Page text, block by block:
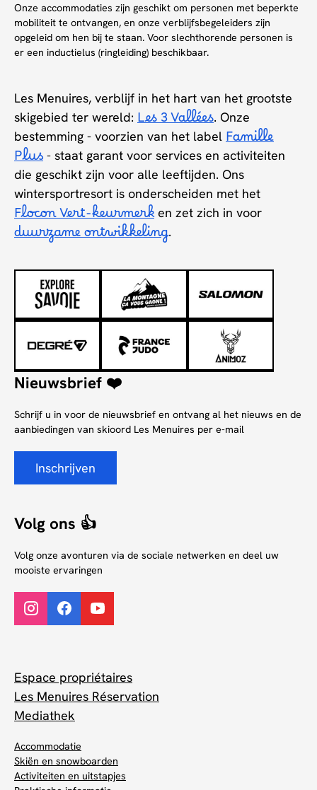
Onze accommodaties zijn geschikt om personen met beperkte
mobiliteit te ontvangen, en onze verblijfsbegeleiders zijn
opgeleid om hen bij te staan. Voor slechthorende personen is
er een inductielus (ringleiding) beschikbaar.
Les Menuires, verblijf in het hart van het grootste
skigebied ter wereld: Les 3 Vallées. Onze
bestemming - voorzien van het label Famille
Plus - staat garant voor services en activiteiten
die geschikt zijn voor alle leeftijden. Ons
wintersportresort is onderscheiden met het
Flocon Vert-keurmerk en zet zich in voor
duurzame ontwikkeling.
Nieuwsbrief ❤️
Schrijf u in voor de nieuwsbrief en ontvang al het nieuws en de
aanbiedingen van skioord Les Menuires per e-mail
Inschrijven
Volg ons 👍
Volg onze avonturen via de sociale netwerken en deel uw
mooiste ervaringen
Espace propriétaires
Les Menuires Réservation
Mediathek
Accommodatie
Skiën en snowboarden
Activiteiten en uitstapjes